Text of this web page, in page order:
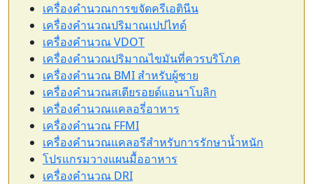
เครื่องคำนวณการขจัดครีเอตินีน
เครื่องคำนวณปริมาณเปปไทด์
เครื่องคำนวณ VDOT
เครื่องคำนวณปริมาณไขมันที่ควรบริโภค
เครื่องคำนวณ BMI สำหรับผู้ชาย
เครื่องคำนวณสเตียรอยด์แอนาโบลิก
เครื่องคำนวณแคลอรี่อาหาร
เครื่องคำนวณ FFMI
เครื่องคำนวณแคลอรีสำหรับการรักษาน้ำหนัก
โปรแกรมวางแผนมื้ออาหาร
เครื่องคำนวณ DRI